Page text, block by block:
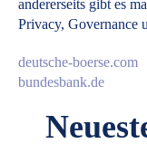
andererseits gibt es
Privacy, Governance
deutsche-boerse.com
bundesbank.de